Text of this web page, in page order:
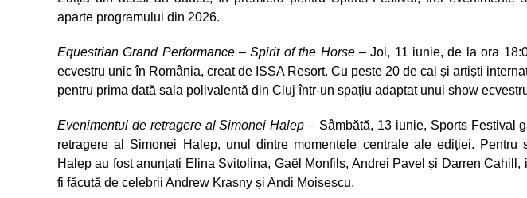
aparte programului din 2026.
Equestrian Grand Performance – Spirit of the Horse– Joi, 11 iunie, de la ora
ecvestru unic în România, creat de ISSA Resort. Cu peste 20 de cai și artiști
pentru prima dată sala polivalentă din Cluj într-un spațiu adaptat unui show
Evenimentul de retragere al Simonei Halep – Sâmbătă, 13 iunie, Sports Festival
retragere al Simonei Halep, unul dintre momentele centrale ale ediției. Pentru
Halep au fost anunțați Elina Svitolina, Gaël Monfils, Andrei Pavel și Darren Cahill,
fi făcută de celebrii Andrew Krasny și Andi Moisescu.